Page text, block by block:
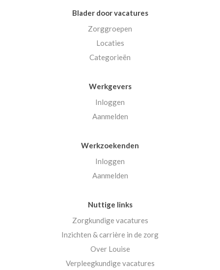
Blader door vacatures
Zorggroepen
Locaties
Categorieën
Werkgevers
Inloggen
Aanmelden
Werkzoekenden
Inloggen
Aanmelden
Nuttige links
Zorgkundige vacatures
Inzichten & carrière in de zorg
Over Louise
Verpleegkundige vacatures